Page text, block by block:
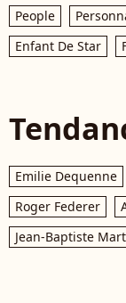
People
Enfant De Star
Emilie Dequenne
Roger Federer
Jean-Baptiste